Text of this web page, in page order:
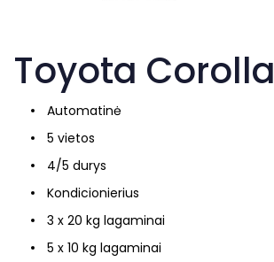
Toyota Corolla
Automatinė
5 vietos
4/5 durys
Kondicionierius
3 x 20 kg lagaminai
5 x 10 kg lagaminai